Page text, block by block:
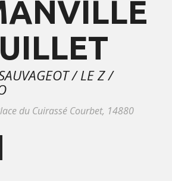
/ LE Z /
du Cuirassé Courbet, 14880